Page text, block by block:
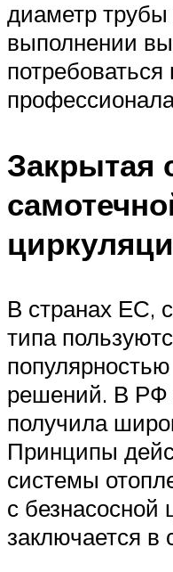
диаметр
выполнении
Закрытая
В странах ЕС,
типа
решений. В РФ
получила
Принципы
системы
с безнасосной
заключается